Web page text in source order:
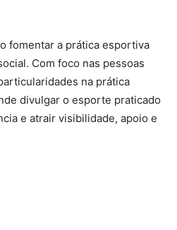
fomentar a prática esportiva
Com foco nas pessoas
na prática
divulgar o esporte praticado
e atrair visibilidade, apoio e